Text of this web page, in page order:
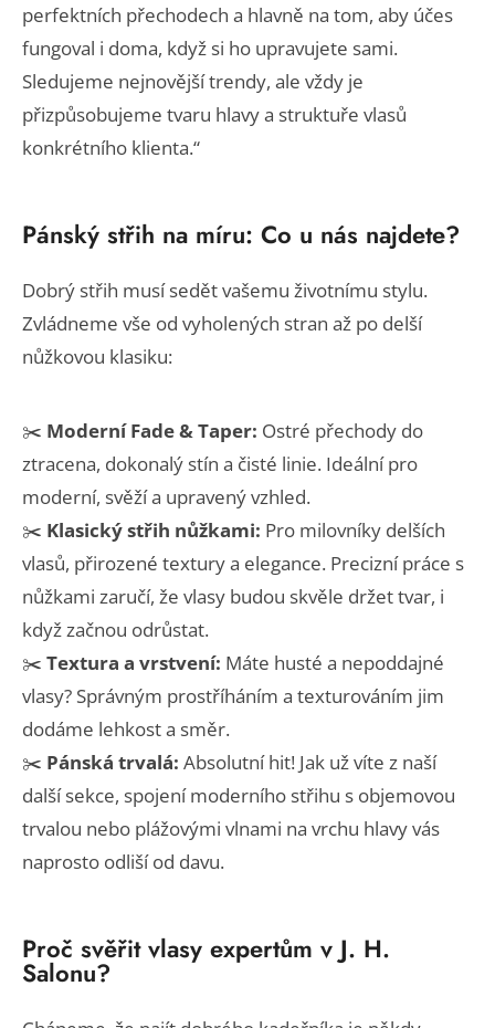
perfektních přechodech a hlavně na tom, aby účes
fungoval i doma, když si ho upravujete sami.
Sledujeme nejnovější trendy, ale vždy je
přizpůsobujeme tvaru hlavy a struktuře vlasů
konkrétního klienta.“
Pánský střih na míru: Co u nás najdete?
Dobrý střih musí sedět vašemu životnímu stylu.
Zvládneme vše od vyholených stran až po delší
nůžkovou klasiku:
✂️ Moderní Fade & Taper: Ostré přechody do
ztracena, dokonalý stín a čisté linie. Ideální pro
moderní, svěží a upravený vzhled.
✂️ Klasický střih nůžkami: Pro milovníky delších
vlasů, přirozené textury a elegance. Precizní práce s
nůžkami zaručí, že vlasy budou skvěle držet tvar, i
když začnou odrůstat.
✂️ Textura a vrstvení: Máte husté a nepoddajné
vlasy? Správným prostříháním a texturováním jim
dodáme lehkost a směr.
✂️ Pánská trvalá: Absolutní hit! Jak už víte z naší
další sekce, spojení moderního střihu s objemovou
trvalou nebo plážovými vlnami na vrchu hlavy vás
naprosto odliší od davu.
Proč svěřit vlasy expertům v J. H.
Salonu?